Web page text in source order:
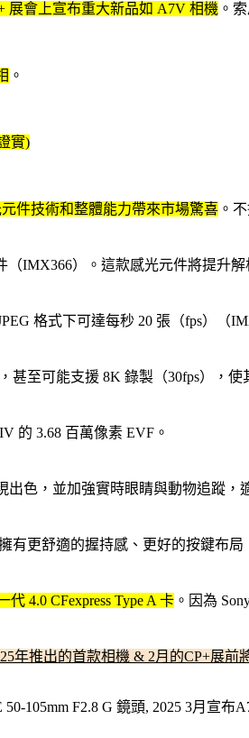
展會上宣布重大新品如 A7V 相機 。
。
實)
件技術和整體能力帶來市場驚喜 。
（IMX366）。這款感光元件將提升
格式下可達每秒 20 張（fps）（
甚至可能支援 8K 錄製（30fps），
的 3.68 百萬像素 EVF。
出色，並加強實時眼睛與動物追蹤，
有更舒適的握持感、更好的按鍵布
4.0 CFexpress Type A 卡 。因為
年推出的首款相機 & 2月的CP+展前